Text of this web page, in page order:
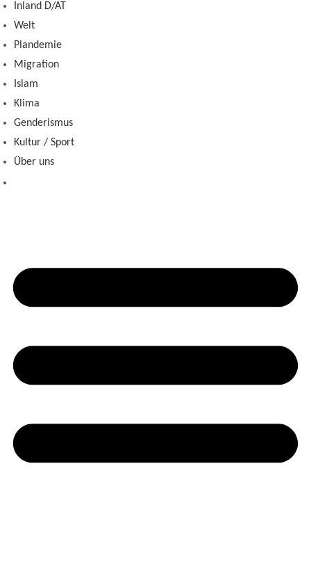
Inland D/AT
Welt
Plandemie
Migration
Islam
Klima
Genderismus
Kultur / Sport
Über uns